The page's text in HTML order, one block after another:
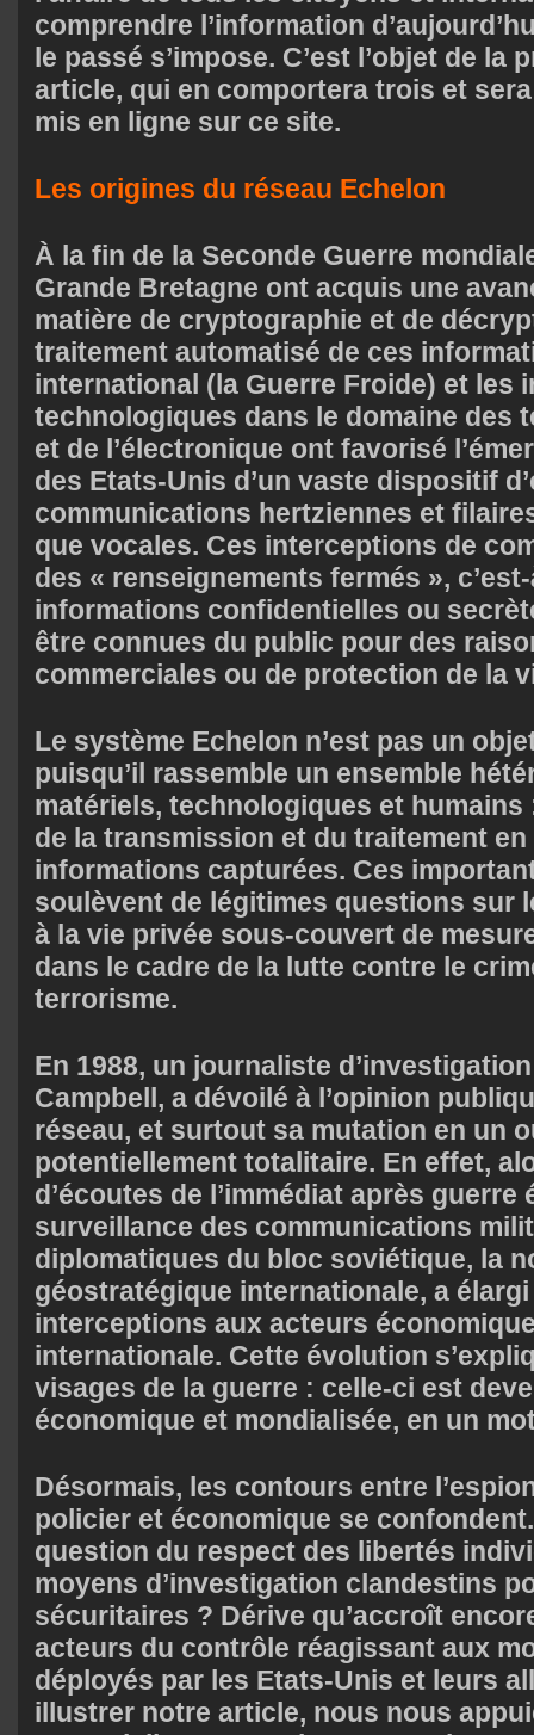
comprendre l’information
le passé s’impose. C’est l’objet de la
article, qui en comportera trois et
mis en ligne sur ce site.
Les origines du réseau Echelon
À la fin de la Seconde Guerre
Grande Bretagne ont acquis une
matière de cryptographie et de
traitement automatisé de ces
international (la Guerre Froide) et les
technologiques dans le domaine des
et de l’électronique ont favorisé
des Etats-Unis d’un vaste dispositif
communications hertziennes et
que vocales. Ces interceptions de
des « renseignements fermés »,
informations confidentielles ou
être connues du public pour des
commerciales ou de protection de la
Le système Echelon n’est pas un
puisqu’il rassemble un ensemble
matériels, technologiques et
de la transmission et du traitement en
informations capturées. Ces
soulèvent de légitimes questions sur
à la vie privée sous-couvert de
dans le cadre de la lutte contre le
terrorisme.
En 1988, un journaliste
Campbell, a dévoilé à l’opinion
réseau, et surtout sa mutation en un
potentiellement totalitaire. En effet,
d’écoutes de l’immédiat après
surveillance des communications
diplomatiques du bloc soviétique, la
géostratégique internationale, a
interceptions aux acteurs
internationale. Cette évolution
visages de la guerre : celle-ci est
économique et mondialisée, en un
Désormais, les contours entre
policier et économique se
question du respect des libertés
moyens d’investigation clandestins
sécuritaires ? Dérive qu’accroît
acteurs du contrôle réagissant aux
déployés par les Etats-Unis et leurs
illustrer notre article, nous nous